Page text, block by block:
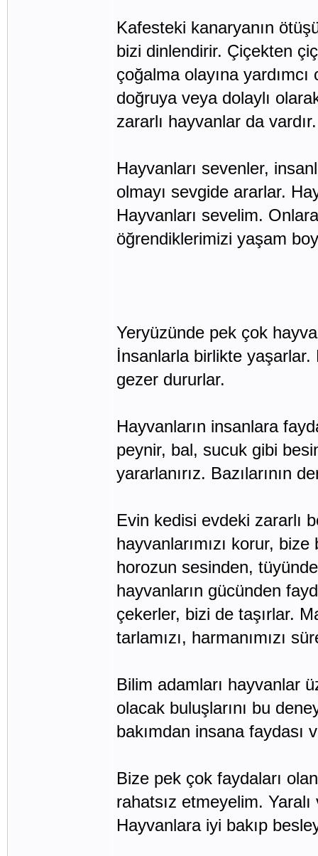
Kafesteki kanaryanın
bizi dinlendirir. Çiçekten
çoğalma olayına
doğruya veya dolaylı
zararlı hayvanlar da
Hayvanları sevenler,
olmayı sevgide ararlar.
Hayvanları sevelim.
öğrendiklerimizi yaşam
Yeryüzünde pek çok
İnsanlarla birlikte yaşarlar.
gezer dururlar.
Hayvanların insanlara
peynir, bal, sucuk gibi
yararlanırız. Bazılarının
Evin kedisi evdeki zararlı
hayvanlarımızı korur,
horozun sesinden,
hayvanların gücünden
çekerler, bizi de taşırlar.
tarlamızı, harmanımızı
Bilim adamları hayvanlar
olacak buluşlarını bu
bakımdan insana faydası
Bize pek çok faydaları
rahatsız etmeyelim.
Hayvanlara iyi bakıp